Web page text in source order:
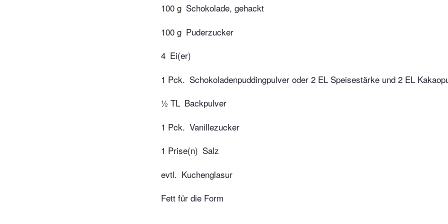
100 g Schokolade, gehackt
100 g Puderzucker
4 Ei(er)
1 Pck. Schokoladenpuddingpulver oder 2 EL Speisestärke und 2 EL
½ TL Backpulver
1 Pck. Vanillezucker
1 Prise(n) Salz
evtl. Kuchenglasur
Fett für die Form